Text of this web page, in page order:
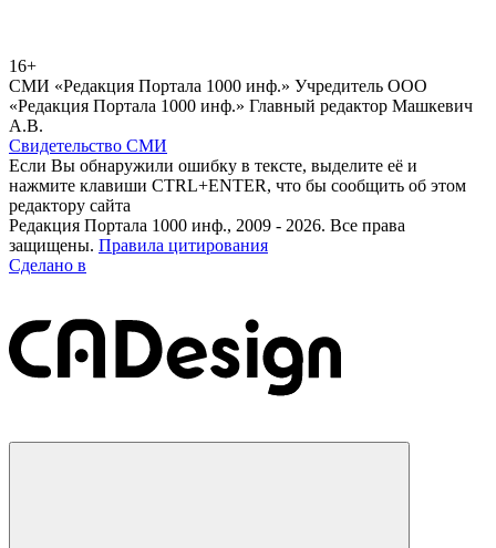
16+
СМИ «Редакция Портала 1000 инф.» Учредитель ООО
«Редакция Портала 1000 инф.» Главный редактор Машкевич
А.В.
Свидетельство СМИ
Если Вы обнаружили ошибку в тексте, выделите её и
нажмите клавиши CTRL+ENTER, что бы сообщить об этом
редактору сайта
Редакция Портала 1000 инф., 2009 - 2026. Все права
защищены. Правила цитирования
Сделано в